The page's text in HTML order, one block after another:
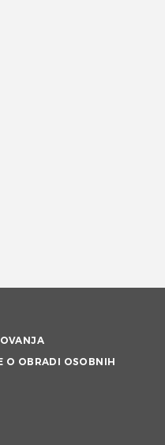
O OBRADI OSOBNIH